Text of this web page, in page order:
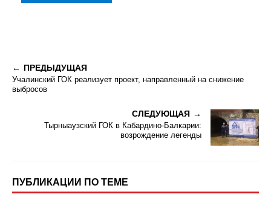
ПРЕДЫДУЩАЯ
Учалинский ГОК реализует проект, направленный на снижение
выбросов
СЛЕДУЮЩАЯ
Тырныаузский ГОК в Кабардино-Балкарии:
возрождение легенды
ПУБЛИКАЦИИ ПО ТЕМЕ